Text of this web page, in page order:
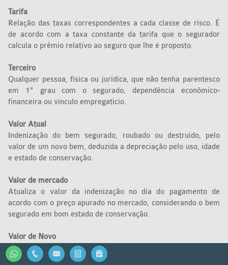
Tarifa
Relação das taxas correspondentes a cada classe de risco. É
de acordo com a taxa constante da tarifa que o segurador
calcula o prêmio relativo ao seguro que lhe é proposto.
Terceiro
Qualquer pessoa, física ou jurídica, que não tenha parentesco
em 1º grau com o segurado, dependência econômico-
financeira ou vínculo empregatício.
Valor Atual
Indenização do bem segurado, roubado ou destruído, pelo
valor de um novo bem, deduzida a depreciação pelo uso, idade
e estado de conservação.
Valor de mercado
Atualiza o valor da indenização no dia do pagamento de
acordo com o preço apurado no mercado, considerando o bem
segurado em bom estado de conservação.
Valor de Novo
Indenização do bem segurado, roubado ou destruído, pelo
valor de um novo mercado, ou seja, o mesmo valor de